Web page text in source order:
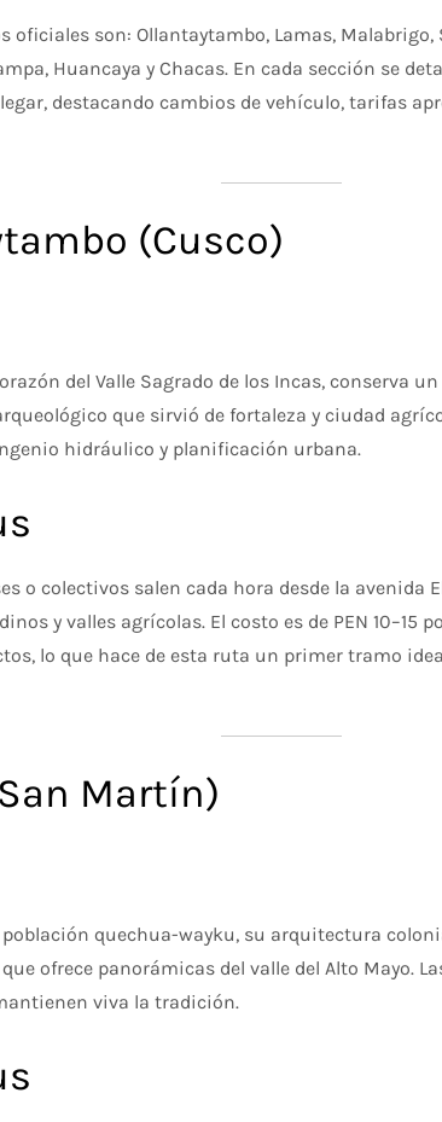
oficiales son: Ollantaytambo, Lamas, Malabrigo,
Huancaya y Chacas. En cada sección se
destacando cambios de vehículo, tarifas
(Cusco)
del Valle Sagrado de los Incas, conserva
que sirvió de fortaleza y ciudad
hidráulico y planificación urbana.
o colectivos salen cada hora desde la avenida
y valles agrícolas. El costo es de PEN 10–15
lo que hace de esta ruta un primer tramo
Martín)
quechua-wayku, su arquitectura
ofrece panorámicas del valle del Alto Mayo.
viva la tradición.